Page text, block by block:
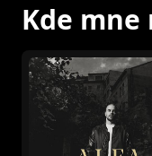
Kde mne